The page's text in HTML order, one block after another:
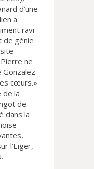
d’une
a
ravi
de génie
ne
cœurs.»
de la
de
dans la
-
l’Eiger,